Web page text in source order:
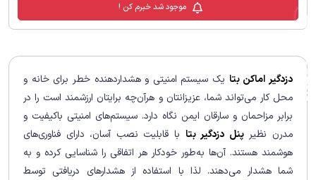
موجود شد خبرم کن !
دزدگیر اماکن بتا یک سیستم امنیتی و هشداردهنده خطر برای خانه و
محل کار می‌تواند شما، عزیزانتان و هرآن‌چه برایتان ارزشمند است را در
برابر مزاحمان و سارقان ایمن نگاه دارد. سیستم‌های امنیتی باکیفیت و
مدرن نظیرپنل دزدگیر بتا با قابلیت نصب آسان، دارای فناوری‌های
هوشمند هستند. آن‌ها به‌طور خودکار هر اتفاقی را شناسایی کرده‌ و به
شما هشدار می‌دهند. لذا با استفاده از هشدارهای دریافتی توسط
فیلترهای لیست محصولات